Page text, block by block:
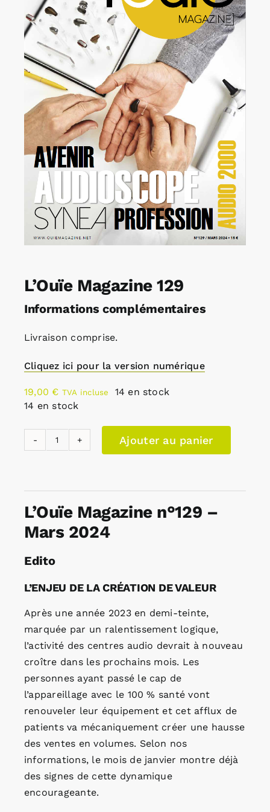
Rechercher:
Annonces emploi
L’Ouïe Magazine 129
Informations complémentaires
Livraison comprise.
Cliquez ici pour la version numérique
19,00 € TVA incluse
14 en stock
14 en stock
129
Ajouter au panier
L’Ouïe Magazine n°129 –
Mars 2024
Edito
L’ENJEU DE LA CRÉATION DE VALEUR
Après une année 2023 en demi-teinte,
marquée par un ralentissement logique,
l’activité des centres audio devrait à nouveau
croître dans les prochains mois. Les
personnes ayant passé le cap de
l’appareillage avec le 100 % santé vont
renouveler leur équipement et cet afflux de
patients va mécaniquement créer une hausse
des ventes en volumes. Selon nos
informations, le mois de janvier montre déjà
des signes de cette dynamique
encourageante.